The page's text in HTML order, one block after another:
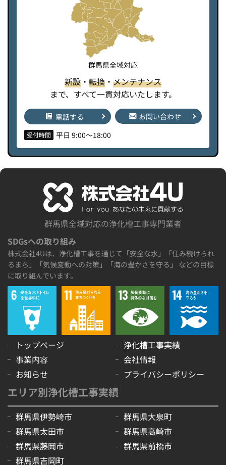
群馬県全域対応
新設 ・ 転換 ・ メンテナンス
まで、すべて一貫対応いたします。
電話する
受付時間 平日 9:00〜18:00
お問い合わせ
群馬県全域対応の浄化槽工事専門業者
SDGsへの取り組み
株式会社4Uは、浄化槽工事を通じて「安全な水」「住み続けられ
るまち」「気候変動への対策」「海の豊かさを守る」 などの目標
に取り組んでいます。
トップページ
浄化槽工事実績
事業内容
会社情報
お知らせ
プライバシーポリシー
エリア別浄化槽工事実績
群馬県伊勢崎市
群馬県大泉町
群馬県太田市
群馬県高崎市
群馬県藤岡市
群馬県前橋市
群馬県吉岡町